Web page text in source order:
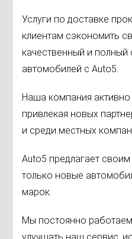
Услуги по доставке
клиентам сэкономить
качественный и полный
автомобилей с Auto5.
Наша компания активно
привлекая новых
и среди местных
Auto5 предлагает
только новые
марок.
Мы постоянно